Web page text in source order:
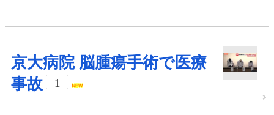
京大病院 脳腫瘍手術で医療
事故
1